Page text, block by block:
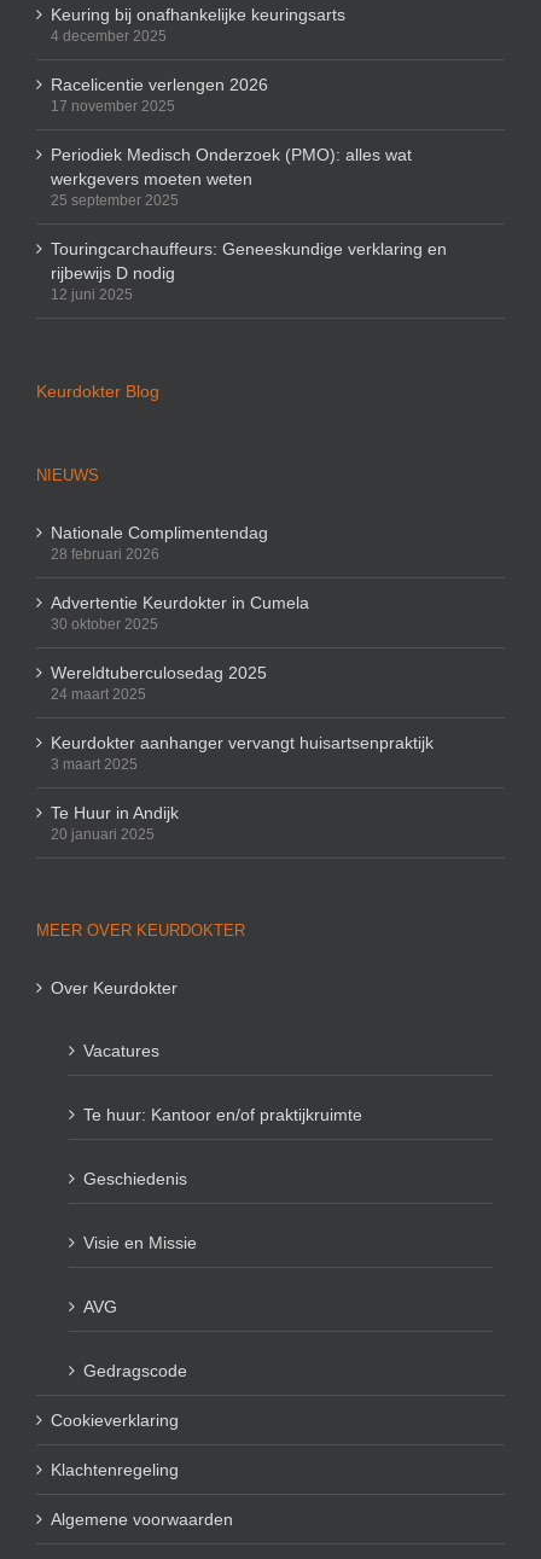
Keuring bij onafhankelijke keuringsarts
4 december 2025
Racelicentie verlengen 2026
17 november 2025
Periodiek Medisch Onderzoek (PMO): alles wat
werkgevers moeten weten
25 september 2025
Touringcarchauffeurs: Geneeskundige verklaring en
rijbewijs D nodig
12 juni 2025
Keurdokter Blog
NIEUWS
Nationale Complimentendag
28 februari 2026
Advertentie Keurdokter in Cumela
30 oktober 2025
Wereldtuberculosedag 2025
24 maart 2025
Keurdokter aanhanger vervangt huisartsenpraktijk
3 maart 2025
Te Huur in Andijk
20 januari 2025
MEER OVER KEURDOKTER
Over Keurdokter
Vacatures
Te huur: Kantoor en/of praktijkruimte
Geschiedenis
Visie en Missie
AVG
Gedragscode
Cookieverklaring
Klachtenregeling
Algemene voorwaarden